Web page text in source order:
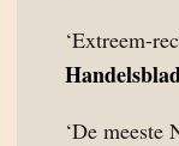
‘Extreem-
‘De meeste